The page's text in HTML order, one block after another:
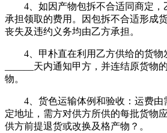
4、如因产物包拆不合适同商定，
承担领取的费用。因包拆不合适形成
丧失及违约义务均由乙方承担。
4、甲朴直在利用乙方供给的货物
______天内通知甲方，并连结原货物
物。
4、货色运输体例和验收：运费由
定地址，需方对供方所供的每批货物
供方前提退货或改换及格产物？。